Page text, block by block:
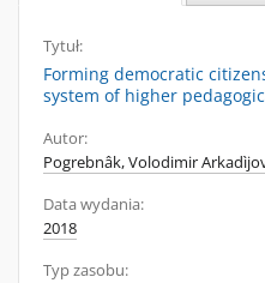
Tytuł:
Forming democratic
system of higher
Autor:
Pogrebnâk, Volodimir
Data wydania:
2018
Typ zasobu: